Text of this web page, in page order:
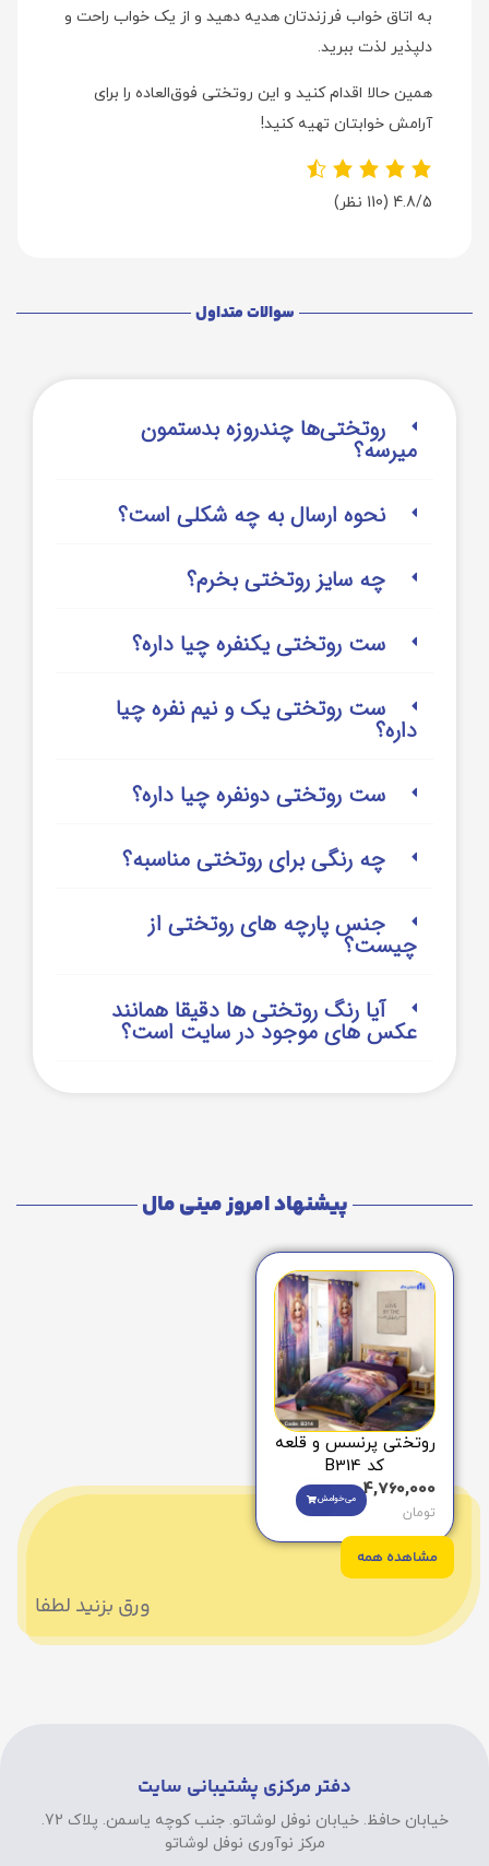
به اتاق خواب فرزندتان هدیه دهید و از یک خواب راحت و
دلپذیر لذت ببرید.
همین حالا اقدام کنید و این روتختی فوق‌العاده را برای
آرامش خوابتان تهیه کنید!
4.8/5 (110 نظر)
سوالات متداول
روتختی‌‌ها چندروزه بدستمون
میرسه؟
نحوه ارسال به چه شکلی است؟
چه سایز روتختی بخرم؟
ست روتختی یکنفره چیا داره؟
ست روتختی یک و نیم نفره چیا
داره؟
ست روتختی دونفره چیا داره؟
چه رنگی برای روتختی مناسبه؟
جنس پارچه های روتختی از
چیست؟
آیا رنگ روتختی ها دقیقا همانند
عکس های موجود در سایت است؟
پیشنهاد امروز مینی مال
روتختی پرنسس و قلعه
کد B314
4,760,000
تومان
می‌خوامش
مشاهده همه
ورق بزنید لطفا
دفتر مرکزی پشتیبانی سایت
خیابان حافظ. خیابان نوفل لوشاتو. جنب کوچه یاسمن. پلاک 72.
مرکز نوآوری نوفل لوشاتو